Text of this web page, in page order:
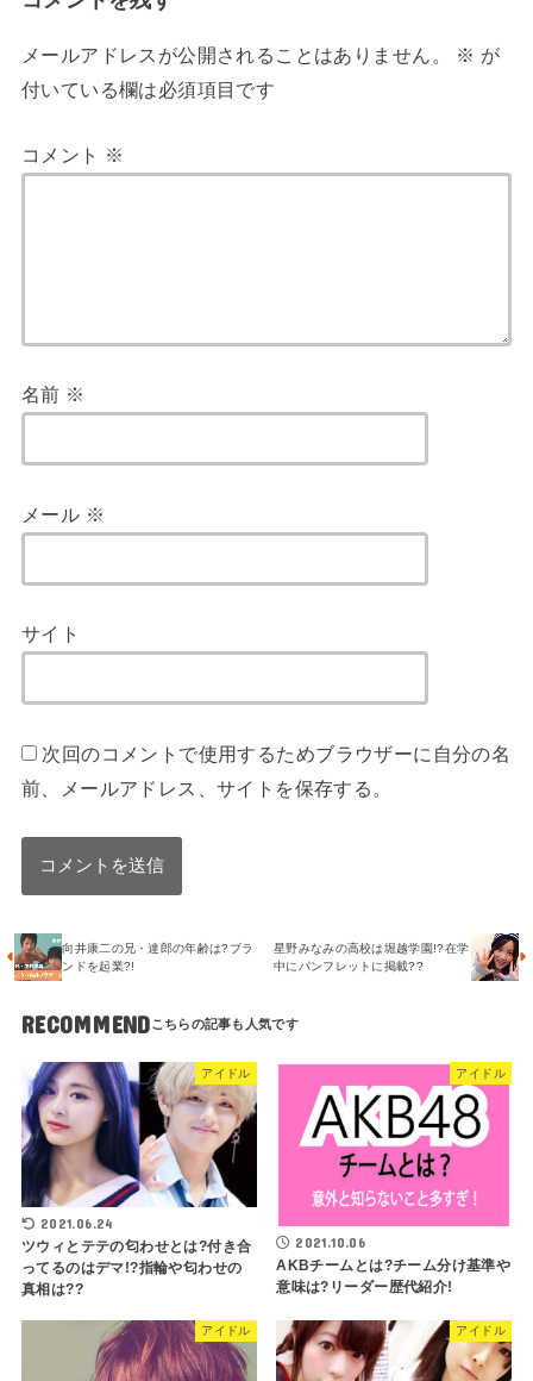
メールアドレスが公開されることはありません。 ※ が
付いている欄は必須項目です
コメント ※
名前 ※
メール ※
サイト
次回のコメントで使用するためブラウザーに自分の名
前、メールアドレス、サイトを保存する。
向井康二の兄・達郎の年齢は?ブラ
ンドを起業?!
星野みなみの高校は堀越学園!?在学
中にパンフレットに掲載??
RECOMMEND
アイドル
2021.06.24
ツウィとテテの匂わせとは?付き合
ってるのはデマ!?指輪や匂わせの
真相は??
アイドル
2021.10.06
AKBチームとは?チーム分け基準や
意味は?リーダー歴代紹介!
アイドル アイドル